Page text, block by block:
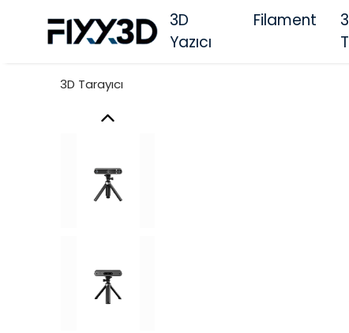
3D
Yazıcı
Filament
3D Tarayıcı